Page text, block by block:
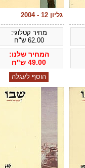
גליון 12 - 2004
מחיר קטלוגי:
62.00 ש"ח
המחיר שלנו:
49.00 ש"ח